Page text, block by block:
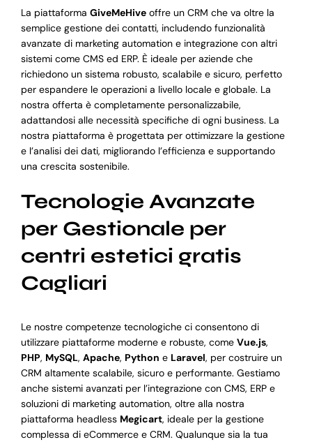
La piattaforma GiveMeHiveoffre un CRM che va oltre la
semplice gestione dei contatti, includendo funzionalità
avanzate di marketing automation e integrazione con altri
sistemi come CMS ed ERP. È ideale per aziende che
richiedono un sistema robusto, scalabile e sicuro, perfetto
per espandere le operazioni a livello locale e globale. La
nostra offerta è completamente personalizzabile,
adattandosi alle necessità specifiche di ogni business. La
nostra piattaforma è progettata per ottimizzare la gestione
e l’analisi dei dati, migliorando l’efficienza e supportando
una crescita sostenibile.
Tecnologie Avanzate
per Gestionale per
centri estetici gratis
Cagliari
Le nostre competenze tecnologiche ci consentono di
utilizzare piattaforme moderne e robuste, come Vue.js,
PHP, MySQL, Apache, Python e Laravel, per costruire un
CRM altamente scalabile, sicuro e performante. Gestiamo
anche sistemi avanzati per l’integrazione con CMS, ERP e
soluzioni di marketing automation, oltre alla nostra
piattaforma headless Megicart, ideale per la gestione
complessa di eCommerce e CRM. Qualunque sia la tua